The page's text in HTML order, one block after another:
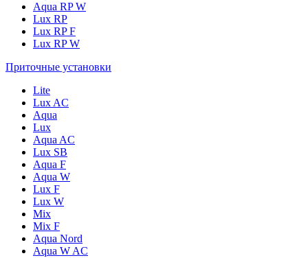
Aqua RP W
Lux RP
Lux RP F
Lux RP W
Приточные установки
Lite
Lux AC
Aqua
Lux
Aqua AC
Lux SB
Aqua F
Aqua W
Lux F
Lux W
Mix
Mix F
Aqua Nord
Aqua W AC